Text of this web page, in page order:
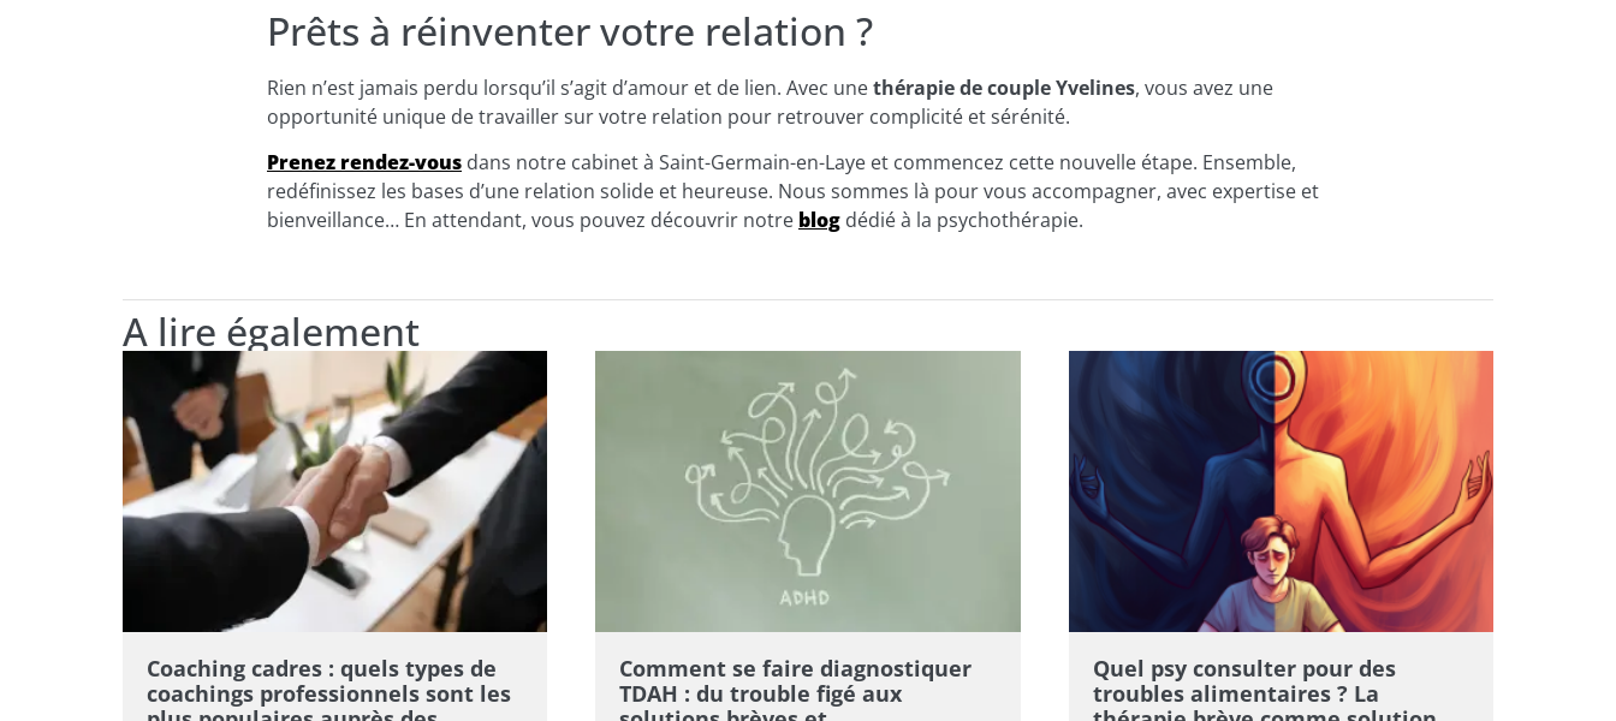
Prêts à réinventer votre relation ?
Rien n’est jamais perdu lorsqu’il s’agit d’amour et de lien. Avec unethérapie de couple Yvelines, vous avez une
opportunité unique de travailler sur votre relation pour retrouver complicité et sérénité.
Prenez rendez-vous dans notre cabinet à Saint-Germain-en-Laye et commencez cette nouvelle étape. Ensemble,
redéfinissez les bases d’une relation solide et heureuse. Nous sommes là pour vous accompagner, avec expertise et
bienveillance… En attendant, vous pouvez découvrir notre blog dédié à la psychothérapie.
A lire également
Coaching cadres : quels types de
coachings professionnels sont les
Comment se faire diagnostiquer
TDAH : du trouble figé aux
Quel psy consulter pour des
troubles alimentaires ? La